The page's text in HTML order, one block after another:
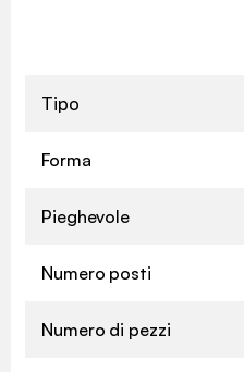
Tipo
Forma
Pieghevole
Numero posti
Numero di pezzi